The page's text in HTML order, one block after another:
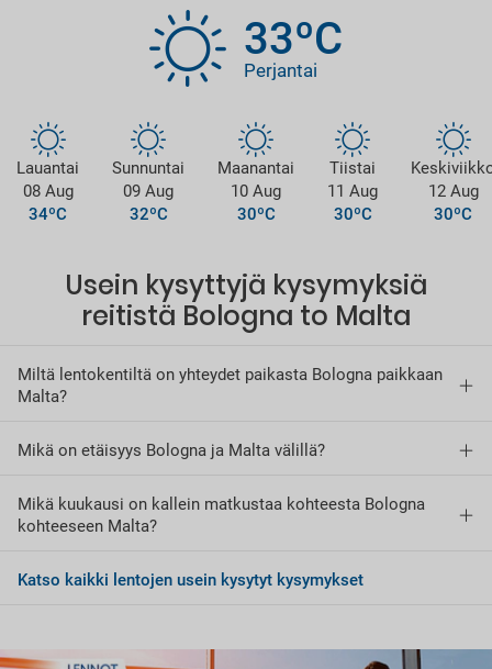
33ºC
Perjantai
Lauantai
08 Aug
34ºC
Sunnuntai
09 Aug
32ºC
Maanantai
10 Aug
30ºC
Tiistai
11 Aug
30ºC
12 Aug
30ºC
Usein kysyttyjä kysymyksiä
reitistä Bologna to Malta
Miltä lentokentiltä on yhteydet paikasta Bologna paikkaan
Malta?
Mikä on etäisyys Bologna ja Malta välillä?
Mikä kuukausi on kallein matkustaa kohteesta Bologna
kohteeseen Malta?
Katso kaikki lentojen usein kysytyt kysymykset